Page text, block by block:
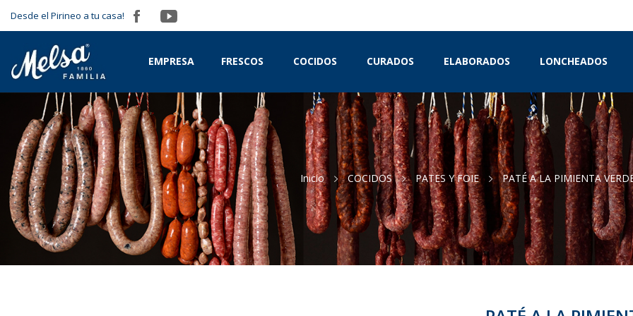
Desde el Pirineo a tu casa!
EMPRESA FRESCOS COCIDOS CURADOS ELABORADOS LONCHEADOS
Inicio COCIDOS PATES Y FOIE PATÉ A LA PIMIENTA